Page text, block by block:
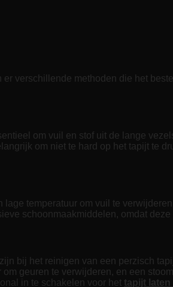
verschillende methoden die het
om vuil en stof uit de lange
om niet te hard op het tapijt te
temperatuur om vuil te
schoonmaakmiddelen, omdat
bij het reinigen van een perzisch
geuren te verwijderen, en een
in te schakelen voor het tapijt laten